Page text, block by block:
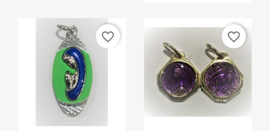
favorite_border favorite_border